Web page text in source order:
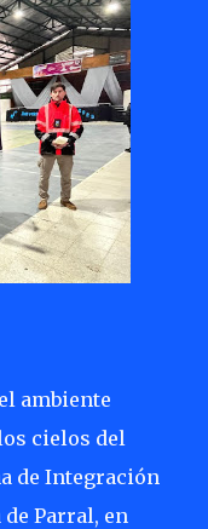
ambiente
cielos del
de Integración
Parral, en